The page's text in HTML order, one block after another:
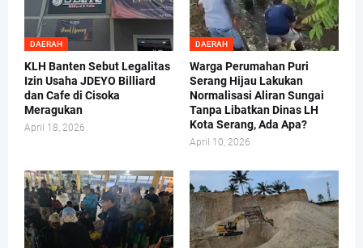
DAERAH
KLH Banten Sebut Legalitas
Izin Usaha JDEYO Billiard
dan Cafe di Cisoka
Meragukan
April 18, 2026
DAERAH
Warga Perumahan Puri
Serang Hijau Lakukan
Normalisasi Aliran Sungai
Tanpa Libatkan Dinas LH
Kota Serang, Ada Apa?
April 10, 2026